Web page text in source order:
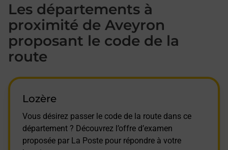
Les départements à
proximité de Aveyron
proposant le code de la
route
Lozère
Vous désirez passer le code de la route dans ce
département ? Découvrez l’offre d’examen
proposée par La Poste pour répondre à votre